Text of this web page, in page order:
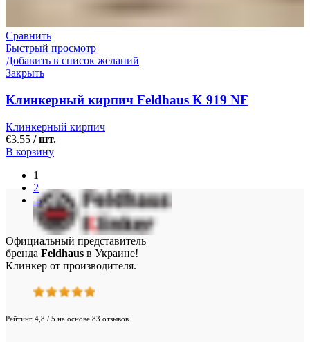
Сравнить
Быстрый просмотр
Добавить в список желаний
Закрыть
Клинкерный кирпич Feldhaus K 919 NF
Клинкерный кирпич
€3.55 / шт.
В корзину
1
2
→
Официальный представитель
бренда Feldhaus в Украине!
Клинкер от производителя.
Рейтинг 4,8 / 5 на основе 83 отзывов.